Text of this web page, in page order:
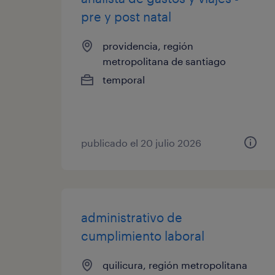
pre y post natal
providencia, región
metropolitana de santiago
temporal
publicado el 20 julio 2026
administrativo de
cumplimiento laboral
quilicura, región metropolitana